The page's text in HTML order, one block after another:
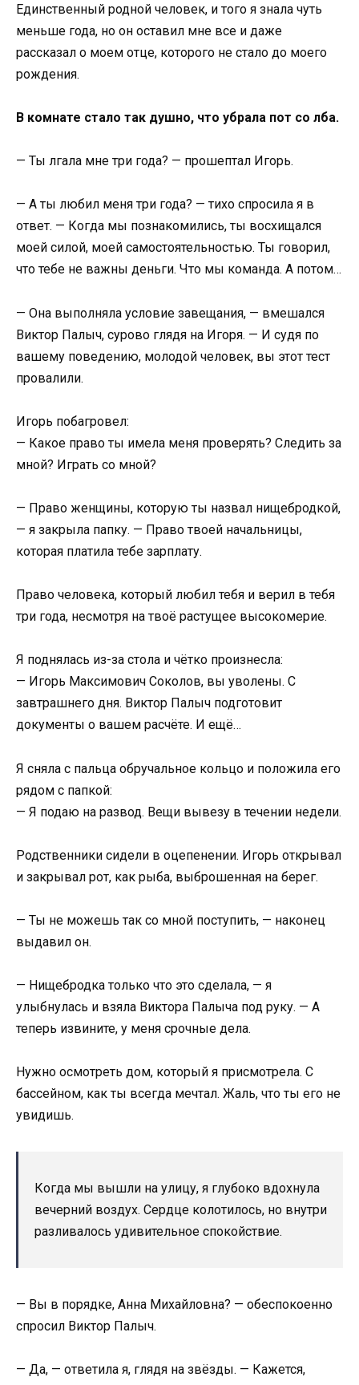
Единственный родной человек, и того я знала чуть
меньше года, но он оставил мне все и даже
рассказал о моем отце, которого не стало до моего
рождения.
В комнате стало так душно, что убрала пот со лба.
— Ты лгала мне три года? — прошептал Игорь.
— А ты любил меня три года? — тихо спросила я в
ответ. — Когда мы познакомились, ты восхищался
моей силой, моей самостоятельностью. Ты говорил,
что тебе не важны деньги. Что мы команда. А потом…
— Она выполняла условие завещания, — вмешался
Виктор Палыч, сурово глядя на Игоря. — И судя по
вашему поведению, молодой человек, вы этот тест
провалили.
Игорь побагровел:
— Какое право ты имела меня проверять? Следить за
мной? Играть со мной?
— Право женщины, которую ты назвал нищебродкой,
— я закрыла папку. — Право твоей начальницы,
которая платила тебе зарплату.
Право человека, который любил тебя и верил в тебя
три года, несмотря на твоё растущее высокомерие.
Я поднялась из-за стола и чётко произнесла:
— Игорь Максимович Соколов, вы уволены. С
завтрашнего дня. Виктор Палыч подготовит
документы о вашем расчёте. И ещё…
Я сняла с пальца обручальное кольцо и положила его
рядом с папкой:
— Я подаю на развод. Вещи вывезу в течении недели.
Родственники сидели в оцепенении. Игорь открывал
и закрывал рот, как рыба, выброшенная на берег.
— Ты не можешь так со мной поступить, — наконец
выдавил он.
— Нищебродка только что это сделала, — я
улыбнулась и взяла Виктора Палыча под руку. — А
теперь извините, у меня срочные дела.
Нужно осмотреть дом, который я присмотрела. С
бассейном, как ты всегда мечтал. Жаль, что ты его не
увидишь.
Когда мы вышли на улицу, я глубоко вдохнула
вечерний воздух. Сердце колотилось, но внутри
разливалось удивительное спокойствие.
— Вы в порядке, Анна Михайловна? — обеспокоенно
спросил Виктор Палыч.
— Да, — ответила я, глядя на звёзды. — Кажется,